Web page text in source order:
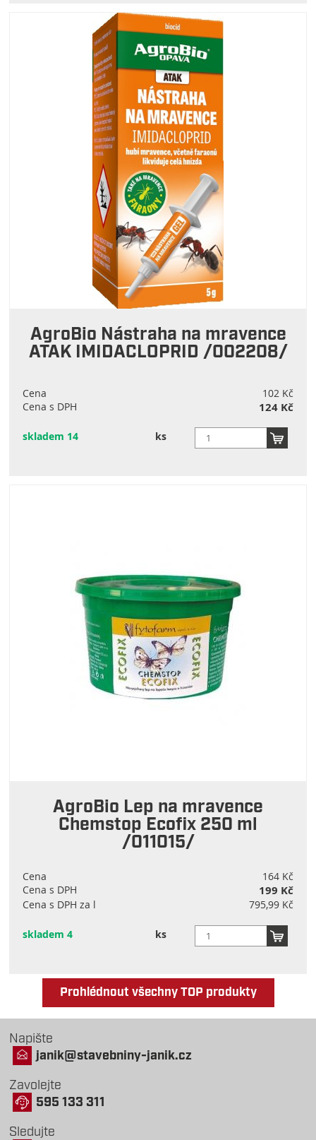
AgroBio Nástraha na mravence
ATAK IMIDACLOPRID /002208/
Cena
102 Kč
Cena s DPH
124 Kč
skladem 14 ks
AgroBio Lep na mravence
Chemstop Ecofix 250 ml
/011015/
Cena
164 Kč
Cena s DPH
199 Kč
Cena s DPH za l 795,99 Kč
skladem 4 ks
Prohlédnout všechny TOP produkty
Napište
janik@stavebniny-janik.cz
Zavolejte
595 133 311
Sledujte